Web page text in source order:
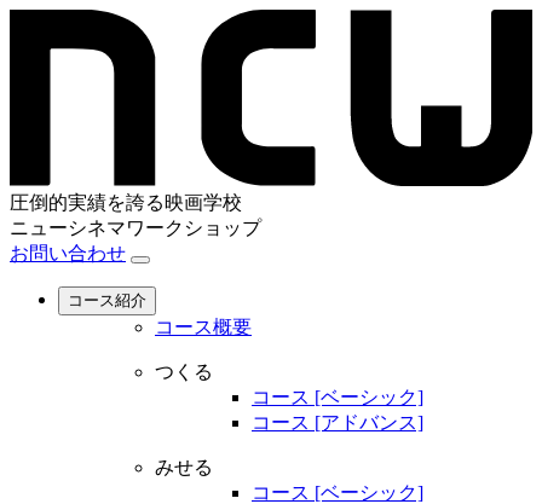
圧倒的実績を誇る映画学校
ニューシネマワークショップ
お問い合わせ
コース紹介
コース概要
つくる
コース [ベーシック]
コース [アドバンス]
みせる
コース [ベーシック]